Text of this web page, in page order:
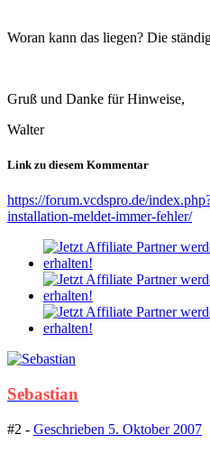
Woran kann das liegen? Die
Gruß und Danke für Hinweise,
Walter
Link zu diesem Kommentar
https://forum.vcdspro.de/
installation-meldet-immer-fehler/
Sebastian
#2 - Geschrieben 5. Oktober 2007